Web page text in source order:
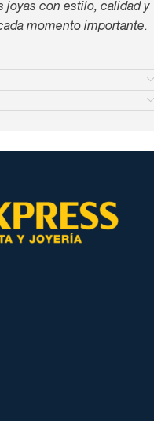
joyas con estilo, calidad y
momento importante.